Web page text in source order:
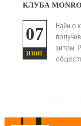
КЛУБА
07
ИЮН
Вайн о
хитом.